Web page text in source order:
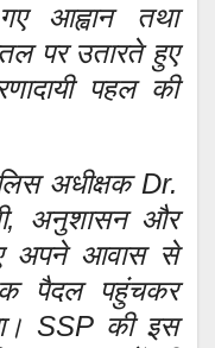
आह्वान तथा
पर उतारते हुए
पहल की
अधीक्षक Dr.
अनुशासन और
अपने आवास से
तक पैदल पहुंचकर
SSP की इस